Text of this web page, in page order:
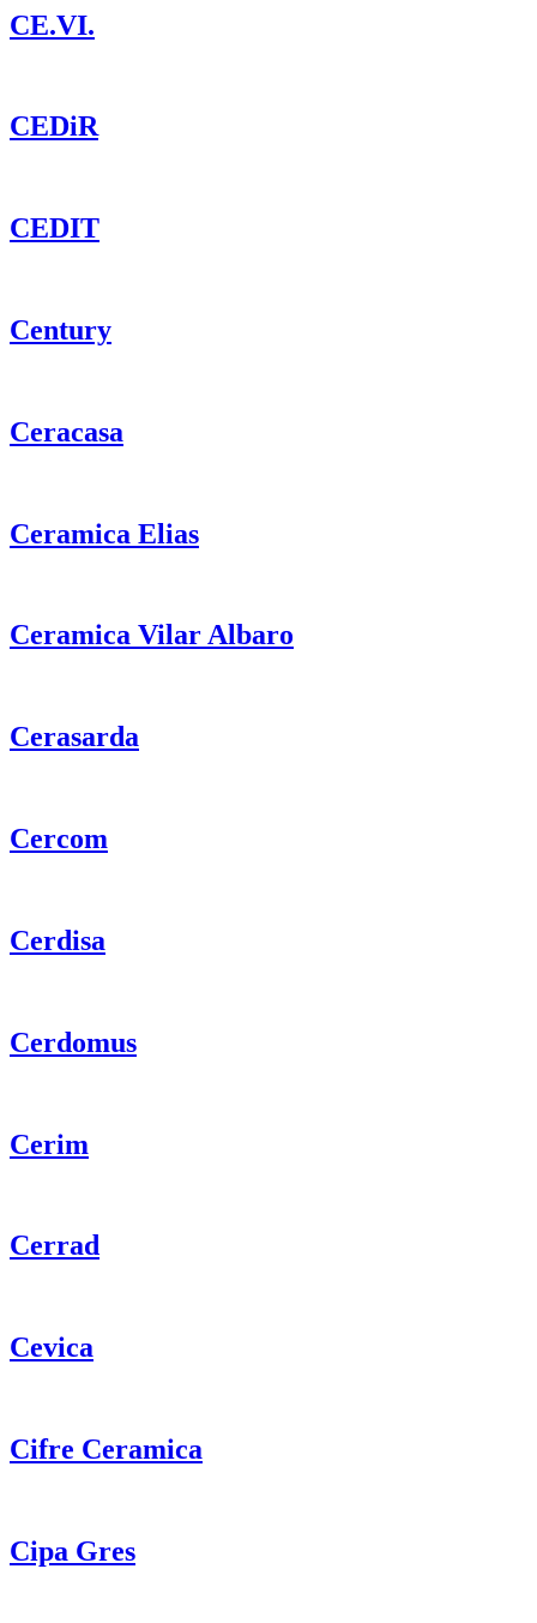
CE.VI.
CEDiR
CEDIT
Century
Ceracasa
Ceramica Elias
Ceramica Vilar Albaro
Cerasarda
Cercom
Cerdisa
Cerdomus
Cerim
Cerrad
Cevica
Cifre Ceramica
Cipa Gres